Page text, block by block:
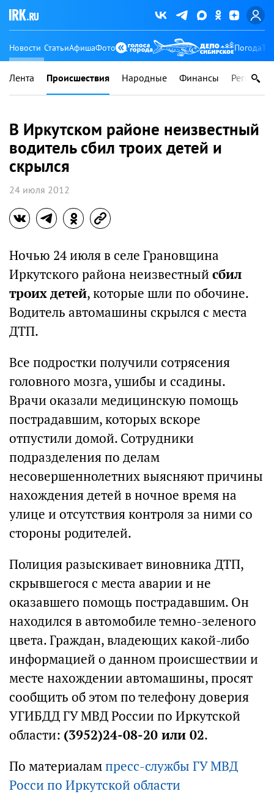
Новости СтатьиАфишаФото Погода
Лента Происшествия Народные Финансы Регионы
В Иркутском районе неизвестный
водитель сбил троих детей и
скрылся
24 июля 2012
Ночью 24 июля в селе Грановщина
Иркутского района неизвестный сбил
троих детей, которые шли по обочине.
Водитель автомашины скрылся с места
ДТП.
Все подростки получили сотрясения
головного мозга, ушибы и ссадины.
Врачи оказали медицинскую помощь
пострадавшим, которых вскоре
отпустили домой. Сотрудники
подразделения по делам
несовершеннолетних выясняют причины
нахождения детей в ночное время на
улице и отсутствия контроля за ними со
стороны родителей.
Полиция разыскивает виновника ДТП,
скрывшегося с места аварии и не
оказавшего помощь пострадавшим. Он
находился в автомобиле темно-зеленого
цвета. Граждан, владеющих какой-либо
информацией о данном происшествии и
месте нахождении автомашины, просят
сообщить об этом по телефону доверия
УГИБДД ГУ МВД России по Иркутской
области: (3952)24-08-20 или 02.
По материалампресс-службы ГУ МВД
Росси по Иркутской области